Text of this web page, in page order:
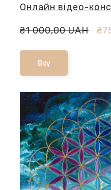
Онлайн відео-
₴1 000,00 UAH
Buy